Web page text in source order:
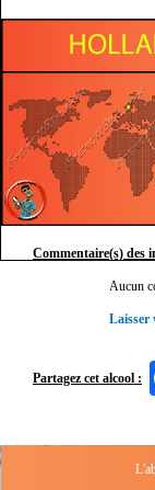
Prix moyen en 75 cl :
Description :
• Effen "Originale" est la
Commentaire(s) des
Aucun
Laisser
Partagez cet alcool :